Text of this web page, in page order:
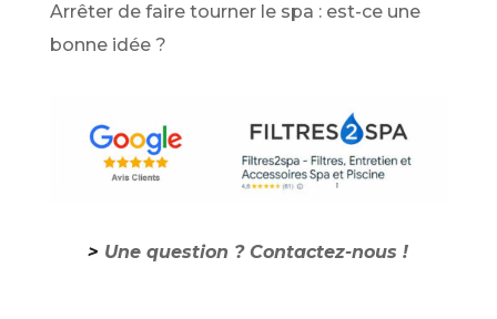
Arrêter de faire tourner le spa : est-ce une
bonne idée ?
> Une question ? Contactez-nous !